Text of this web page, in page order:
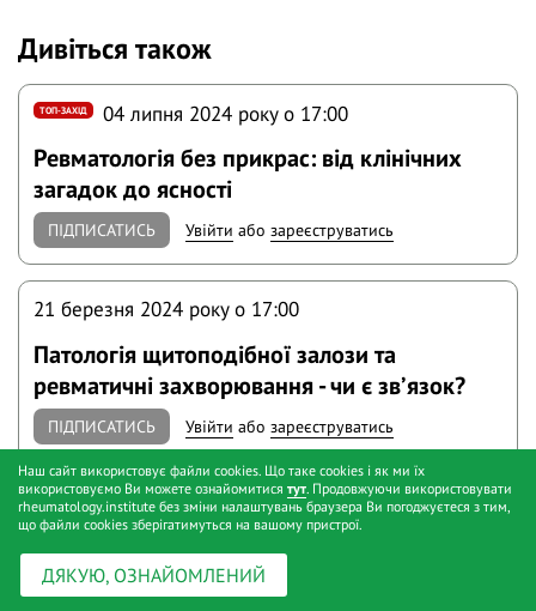
Дивіться також
ТОП-ЗАХІД 04 липня 2024 року o 17:00
Ревматологія без прикрас: від клінічних
загадок до ясності
ПІДПИСАТИСЬ Увійти абозареєструватись
21 березня 2024 року o 17:00
Патологія щитоподібної залози та
ревматичні захворювання - чи є звʼязок?
ПІДПИСАТИСЬ Увійти абозареєструватись
06 жовтня 2022 року o 17:00
Неревматологічні дебюти ревматологічних
захворювань
Наш сайт використовує файли cookies. Що таке cookies і як ми їх
використовуємо Ви можете ознайомитися тут. Продовжуючи використовувати
rheumatology.institute без зміни налаштувань браузера Ви погоджуєтеся з тим,
що файли cookies зберігатимуться на вашому пристрої.
ДЯКУЮ, ОЗНАЙОМЛЕНИЙ